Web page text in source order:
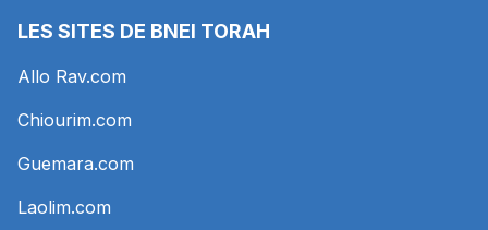
LES SITES DE BNEI TORAH
Allo Rav.com
Chiourim.com
Guemara.com
Laolim.com